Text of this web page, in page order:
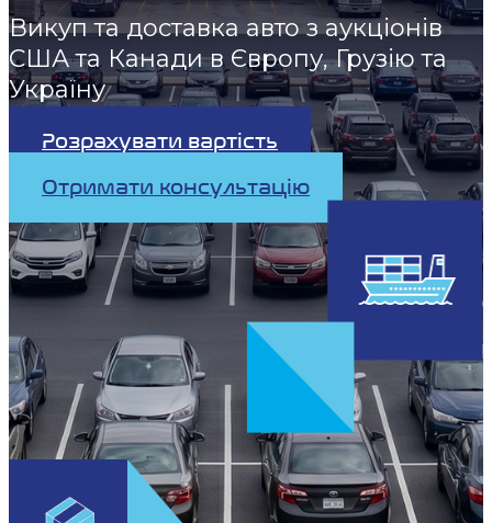
Викуп та доставка авто з аукціонів
США та Канади в Європу, Грузію та
Україну
Розрахувати вартість
Отримати консультацію